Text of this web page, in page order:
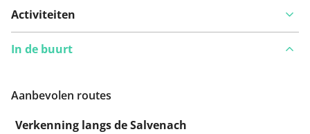
Activiteiten
In de buurt
Aanbevolen routes
Verkenning langs de Salvenach